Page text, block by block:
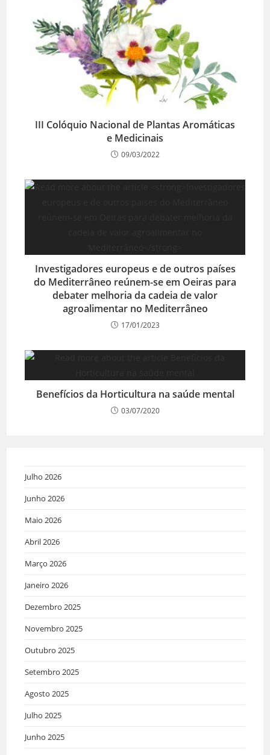
III Colóquio Nacional de Plantas Aromáticas
e Medicinais
09/03/2022
Investigadores europeus e de outros países
do Mediterrâneo reúnem-se em Oeiras para
debater melhoria da cadeia de valor
agroalimentar no Mediterrâneo
17/01/2023
Benefícios da Horticultura na saúde mental
03/07/2020
Julho 2026
Junho 2026
Maio 2026
Abril 2026
Março 2026
Janeiro 2026
Dezembro 2025
Novembro 2025
Outubro 2025
Setembro 2025
Agosto 2025
Julho 2025
Junho 2025